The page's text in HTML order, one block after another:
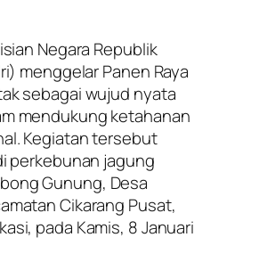
Negara Republik
menggelar Panen Raya
sebagai wujud nyata
mendukung ketahanan
Kegiatan tersebut
perkebunan jagung
Gunung, Desa
Cikarang Pusat,
pada Kamis, 8 Januari